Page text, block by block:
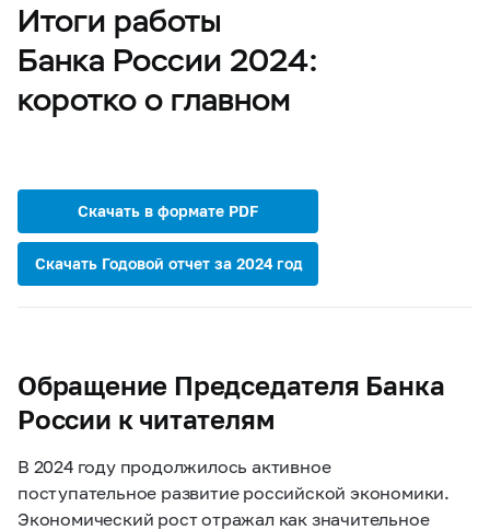
Итоги работы
Банка России 2024:
коротко о главном
Скачать в формате PDF
Скачать Годовой отчет за 2024 год
Обращение Председателя Банка
России к читателям
В 2024 году продолжилось активное
поступательное развитие российской экономики.
Экономический рост отражал как значительное